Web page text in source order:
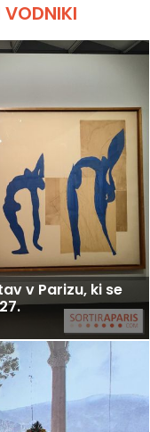
VODNIKI
v Parizu, ki se